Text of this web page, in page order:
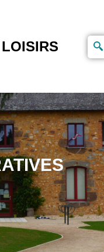
LOISIRS